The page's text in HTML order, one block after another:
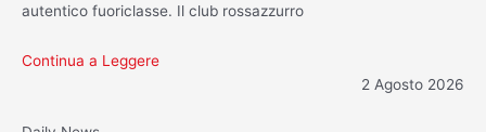
autentico fuoriclasse. Il club rossazzurro
Continua a Leggere
2 Agosto 2026